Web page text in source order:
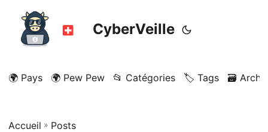
CyberVeille
🌍 Pays 🌍 Pew Pew 📂 Catégories 🏷️ Tags 🗃️
Accueil » Posts